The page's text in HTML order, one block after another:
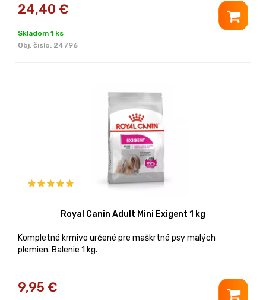
24,40 €
Skladom 1 ks
Obj. čislo: 24796
Royal Canin Adult Mini Exigent 1 kg
Kompletné krmivo určené pre maškrtné psy malých
plemien. Balenie 1 kg.
9,95 €